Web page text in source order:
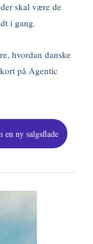
skal være de
i gang.
hvordan danske
på Agentic
ny salgsflade